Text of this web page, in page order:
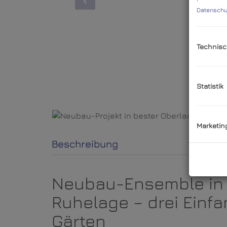
Beschreibung
Neubau-Ensemble
Ruhelage – drei
Gärten
Statistik